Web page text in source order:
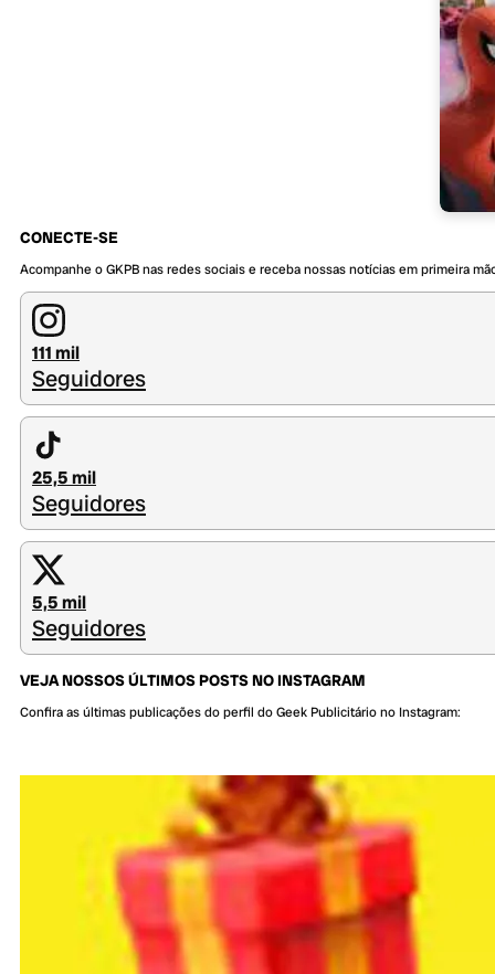
CONECTE-SE
Acompanhe o GKPB nas redes sociais e receba nossas notícias em primeira
111 mil
Seguidores
25,5 mil
Seguidores
5,5 mil
Seguidores
VEJA NOSSOS ÚLTIMOS POSTS NO INSTAGRAM
Confira as últimas publicações do perfil do Geek Publicitário no Instagram: